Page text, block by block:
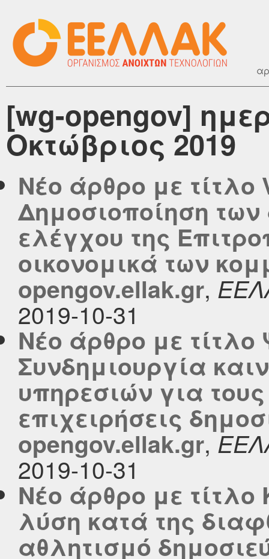
[wg-opengov]
Οκτώβριος 2019
Νέο άρθρο με τίτλο
Δημοσιοποίηση
ελέγχου της
οικονομικά των
opengov.ellak.gr,
2019-10-31
Νέο άρθρο με
Συνδημιουργία
υπηρεσιών για τους
επιχειρήσεις
opengov.ellak.gr,
2019-10-31
Νέο άρθρο με
λύση κατά της
αθλητισμό